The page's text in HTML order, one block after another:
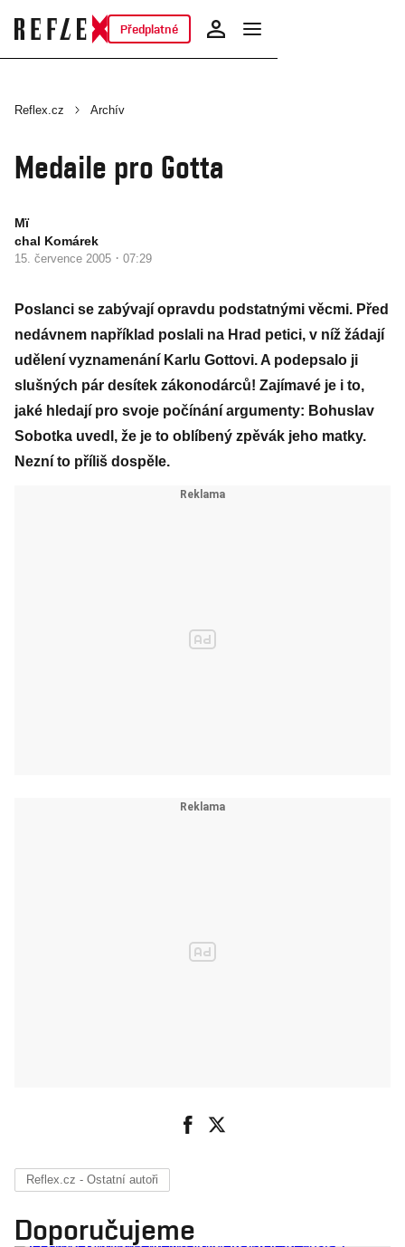
Předplatné
Reflex.cz Archív
Medaile pro Gotta
Mï
chal Komárek
15. července 2005 · 07:29
Poslanci se zabývají opravdu podstatnými věcmi. Před
nedávnem například poslali na Hrad petici, v níž žádají
udělení vyznamenání Karlu Gottovi. A podepsalo ji
slušných pár desítek zákonodárců! Zajímavé je i to,
jaké hledají pro svoje počínání argumenty: Bohuslav
Sobotka uvedl, že je to oblíbený zpěvák jeho matky.
Nezní to příliš dospěle.
Reflex.cz - Ostatní autoři
Doporučujeme